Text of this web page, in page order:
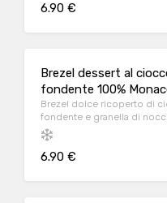
6.90 €
Brezel dessert al
fondente 100%
Brezel dolce ricoperto di
fondente e granella di
6.90 €